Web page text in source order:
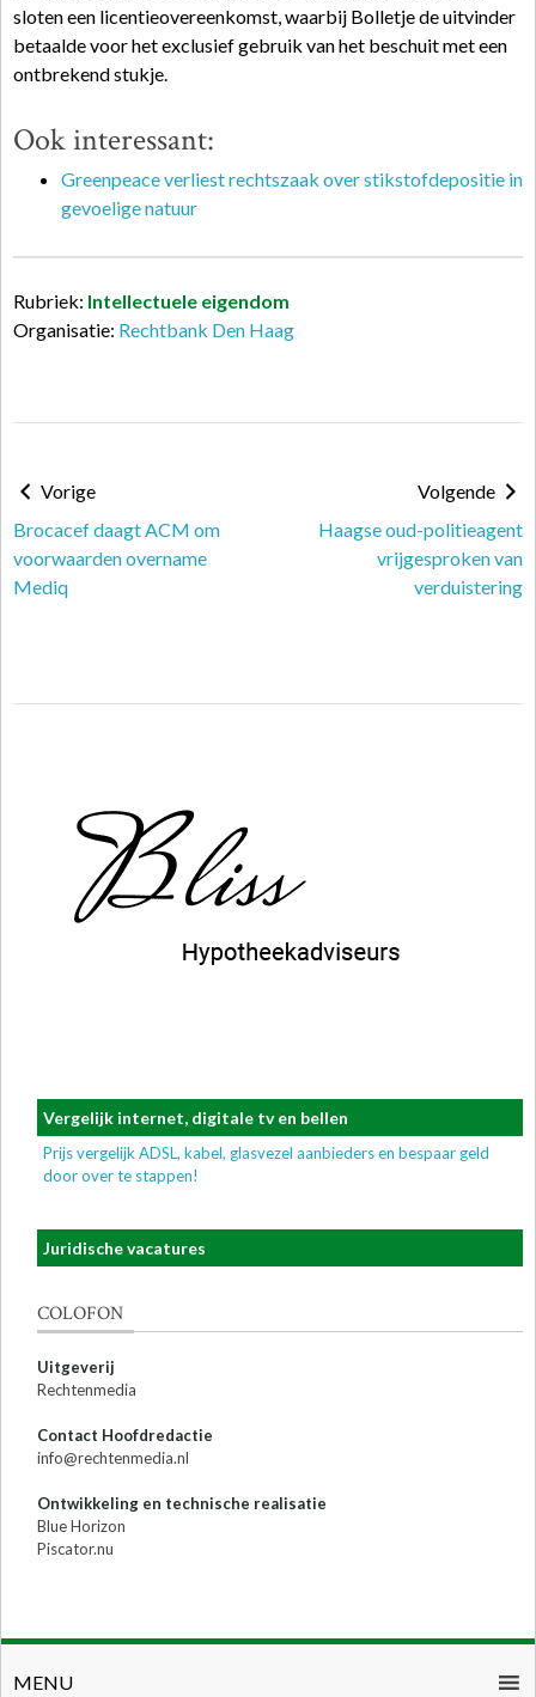
sloten een licentieovereenkomst, waarbij Bolletje de uitvinder
betaalde voor het exclusief gebruik van het beschuit met een
ontbrekend stukje.
Ook interessant:
Greenpeace verliest rechtszaak over stikstofdepositie in
gevoelige natuur
Rubriek: Intellectuele eigendom
Organisatie: Rechtbank Den Haag
Vorige
Brocacef daagt ACM om
voorwaarden overname
Mediq
Volgende
Haagse oud-politieagent
vrijgesproken van
verduistering
Vergelijk internet, digitale tv en bellen
Prijs vergelijk ADSL, kabel, glasvezel aanbieders en bespaar geld
door over te stappen!
Juridische vacatures
COLOFON
Uitgeverij
Rechtenmedia
Contact Hoofdredactie
info@rechtenmedia.nl
Ontwikkeling en technische realisatie
Blue Horizon
Piscator.nu
MENU